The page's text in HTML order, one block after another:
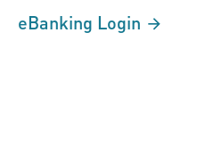
eBanking Login